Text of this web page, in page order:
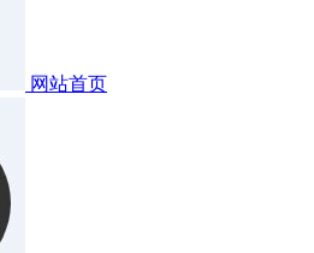
网站首页